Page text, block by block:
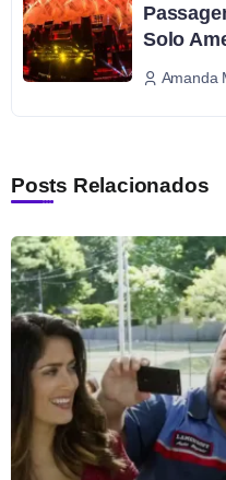
Solo
Amanda
Posts Relacionados